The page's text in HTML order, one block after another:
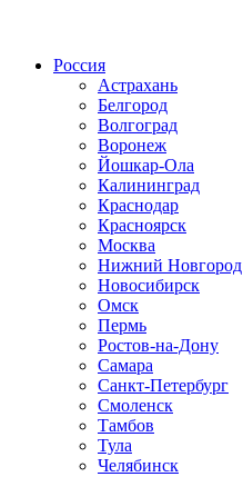
Россия
Астрахань
Белгород
Волгоград
Воронеж
Йошкар-Ола
Калининград
Краснодар
Красноярск
Москва
Нижний Новгород
Новосибирск
Омск
Пермь
Ростов-на-Дону
Самара
Санкт-Петербург
Смоленск
Тамбов
Тула
Челябинск